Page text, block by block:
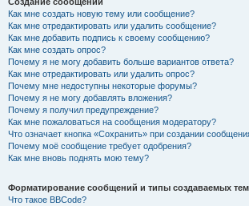
Как мне создать новую тему или сообщение?
Как мне отредактировать или удалить сообщение?
Как мне добавить подпись к своему сообщению?
Как мне создать опрос?
Почему я не могу добавить больше вариантов ответа?
Как мне отредактировать или удалить опрос?
Почему мне недоступны некоторые форумы?
Почему я не могу добавлять вложения?
Почему я получил предупреждение?
Как мне пожаловаться на сообщения модератору?
Что означает кнопка «Сохранить» при создании
Почему моё сообщение требует одобрения?
Как мне вновь поднять мою тему?
Форматирование сообщений и типы создаваемых тем
Что такое BBCode?